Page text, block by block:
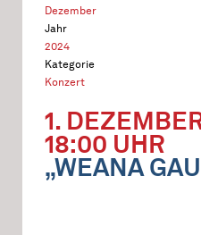
Dezember
Jahr
2024
Kategorie
Konzert
1.
18:00 UHR
„WEANA